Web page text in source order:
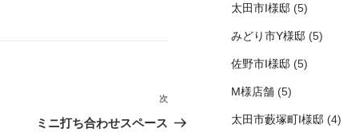
次
の
次
ミニ打ち合わせスペース
太田市I様邸 (5)
みどり市Y様邸 (5)
佐野市I様邸 (5)
M様店舗(5)
太田市藪塚町I様邸 (4)